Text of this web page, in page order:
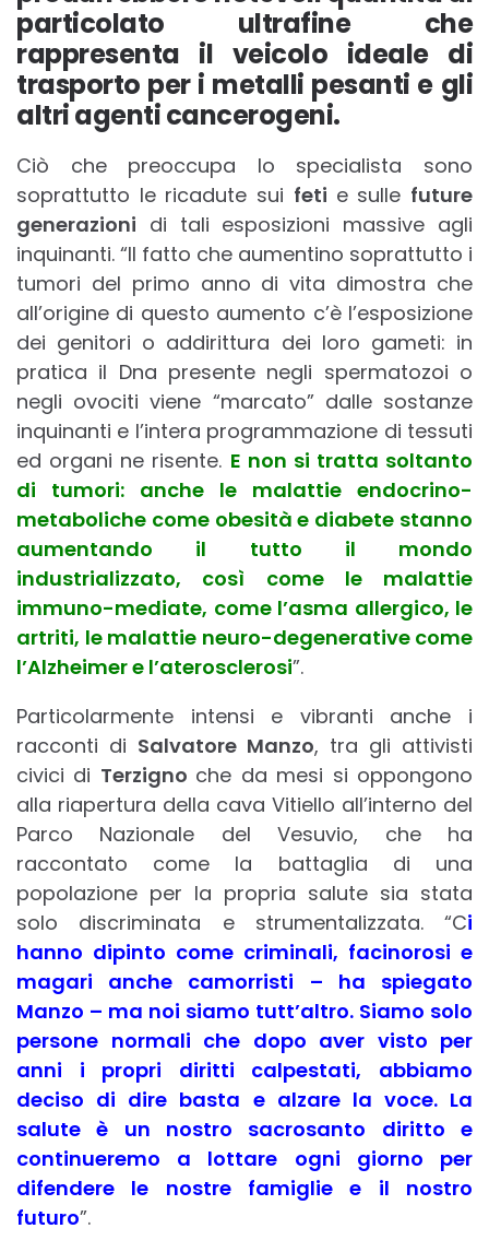
particolato ultrafine che
rappresenta il veicolo ideale di
trasporto per i metalli pesanti e gli
altri agenti cancerogeni.
Ciò che preoccupa lo specialista sono
soprattutto le ricadute sui feti e sulle future
generazioni di tali esposizioni massive agli
inquinanti. “Il fatto che aumentino soprattutto i
tumori del primo anno di vita dimostra che
all’origine di questo aumento c’è l’esposizione
dei genitori o addirittura dei loro gameti: in
pratica il Dna presente negli spermatozoi o
negli ovociti viene “marcato” dalle sostanze
inquinanti e l’intera programmazione di tessuti
ed organi ne risente. E non si tratta soltanto
di tumori: anche le malattie endocrino-
metaboliche come obesità e diabete stanno
aumentando il tutto il mondo
industrializzato, così come le malattie
immuno-mediate, come l’asma allergico, le
artriti, le malattie neuro-degenerative come
l’Alzheimer e l’aterosclerosi”.
Particolarmente intensi e vibranti anche i
racconti di Salvatore Manzo, tra gli attivisti
civici di Terzigno che da mesi si oppongono
alla riapertura della cava Vitiello all’interno del
Parco Nazionale del Vesuvio, che ha
raccontato come la battaglia di una
popolazione per la propria salute sia stata
solo discriminata e strumentalizzata. “Ci
hanno dipinto come criminali, facinorosi e
magari anche camorristi – ha spiegato
Manzo – ma noi siamo tutt’altro. Siamo solo
persone normali che dopo aver visto per
anni i propri diritti calpestati, abbiamo
deciso di dire basta e alzare la voce. La
salute è un nostro sacrosanto diritto e
continueremo a lottare ogni giorno per
difendere le nostre famiglie e il nostro
futuro”.